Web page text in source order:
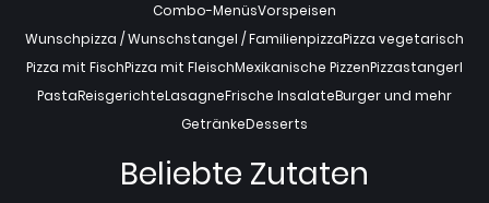
Combo-MenüsVorspeisen
Wunschpizza / Wunschstangel / FamilienpizzaPizza vegetarisch
Pizza mit FischPizza mit FleischMexikanische PizzenPizzastangerl
PastaReisgerichteLasagneFrische InsalateBurger und mehr
GetränkeDesserts
Beliebte Zutaten